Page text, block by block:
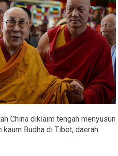
China diklaim tengah menyusun
Budha di Tibet, daerah